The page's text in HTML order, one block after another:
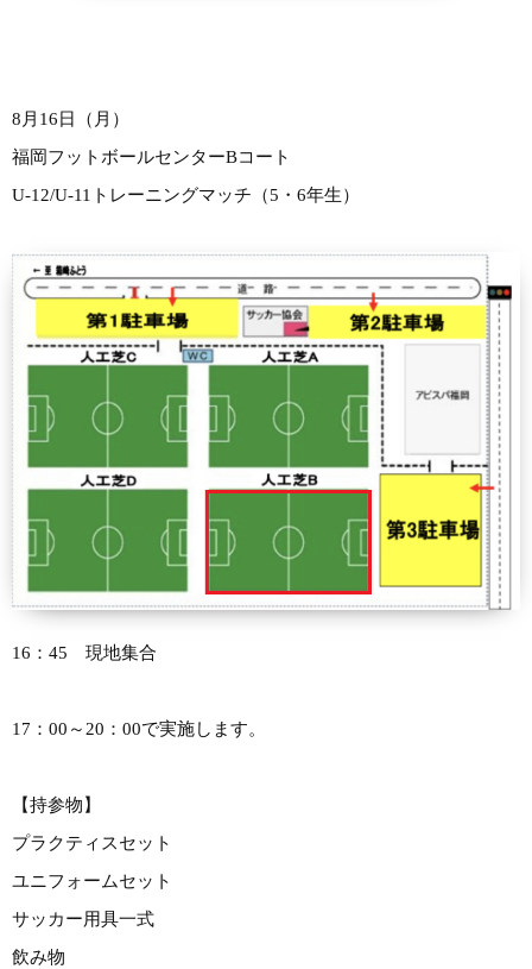
8月16日（月）
福岡フットボールセンターBコート
U-12/U-11トレーニングマッチ（5・6年生）
16：45 現地集合
17：00～20：00で実施します。
【持参物】
プラクティスセット
ユニフォームセット
サッカー用具一式
飲み物